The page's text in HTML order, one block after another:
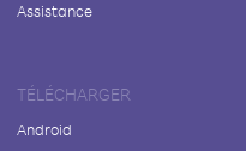
Assistance
TÉLÉCHARGER
Android